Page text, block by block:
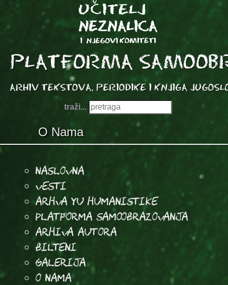
traži...
O Nama
Naslovna
Vesti
Arhva YU Humanistike
Platforma samoobrazovanja
arhiva autora
Bilteni
Galerija
O Nama